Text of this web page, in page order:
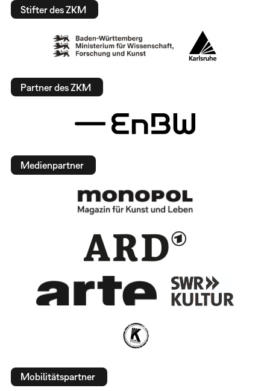
Stifter des ZKM
Partner des ZKM
Medienpartner
Mobilitätspartner